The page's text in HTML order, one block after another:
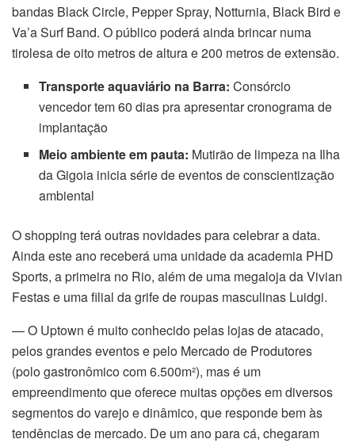
bandas Black Circle, Pepper Spray, Notturnia, Black Bird e
Va’a Surf Band. O público poderá ainda brincar numa
tirolesa de oito metros de altura e 200 metros de extensão.
Transporte aquaviário na Barra: Consórcio
vencedor tem 60 dias pra apresentar cronograma de
implantação
Meio ambiente em pauta: Mutirão de limpeza na Ilha
da Gigoia inicia série de eventos de conscientização
ambiental
O shopping terá outras novidades para celebrar a data.
Ainda este ano receberá uma unidade da academia PHD
Sports, a primeira no Rio, além de uma megaloja da Vivian
Festas e uma filial da grife de roupas masculinas Luidgi.
— O Uptown é muito conhecido pelas lojas de atacado,
pelos grandes eventos e pelo Mercado de Produtores
(polo gastronômico com 6.500m²), mas é um
empreendimento que oferece muitas opções em diversos
segmentos do varejo e dinâmico, que responde bem às
tendências de mercado. De um ano para cá, chegaram